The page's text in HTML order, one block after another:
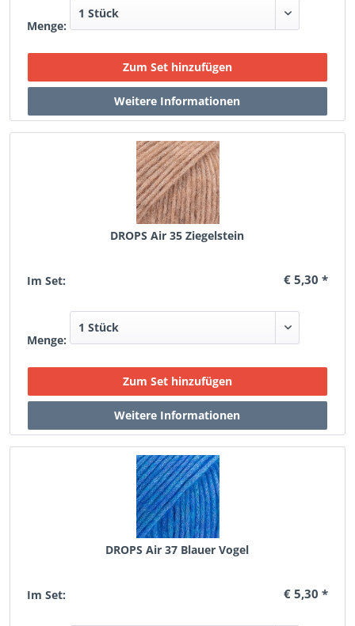
Menge:
DROPS Air 35 Ziegelstein
Im Set: € 5,30 *
Menge:
DROPS Air 37 Blauer Vogel
Im Set: € 5,30 *